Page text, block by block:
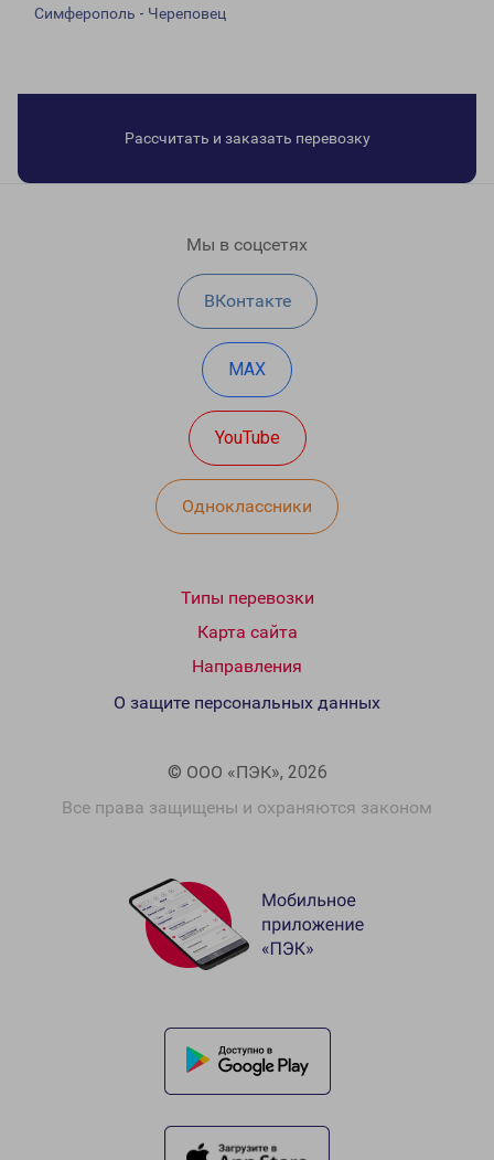
Симферополь - Череповец
Рассчитать и заказать перевозку
Мы в соцсетях
ВКонтакте
MAX
YouTube
Одноклассники
Типы перевозки
Карта сайта
Направления
© ООО «ПЭК», 2026
Все права защищены и охраняются законом
О защите персональных данных